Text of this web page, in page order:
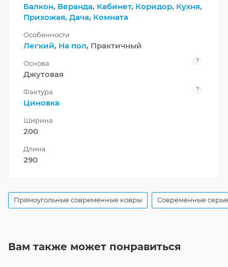
Балкон, Веранда, Кабинет, Коридор, Кухня,
Прихожая, Дача, Комната
Особенности
Легкий, На пол, Практичный
Основа ?
Джутовая
Фактура ?
Циновка
Ширина
200
Длина
290
Прямоугольные современные ковры Современные
Вам также может понравиться